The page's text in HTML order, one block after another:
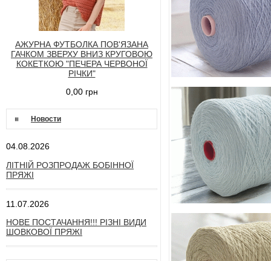
АЖУРНА ФУТБОЛКА ПОВ'ЯЗАНА
ГАЧКОМ ЗВЕРХУ ВНИЗ КРУГОВОЮ
КОКЕТКОЮ "ПЕЧЕРА ЧЕРВОНОЇ
РІЧКИ"
0,00 грн
Новости
04.08.2026
ЛІТНІЙ РОЗПРОДАЖ БОБІННОЇ
ПРЯЖІ
11.07.2026
НОВЕ ПОСТАЧАННЯ!!! РІЗНІ ВИДИ
ШОВКОВОЇ ПРЯЖІ